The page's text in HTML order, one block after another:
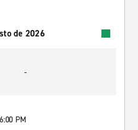
de 2026
-
PM